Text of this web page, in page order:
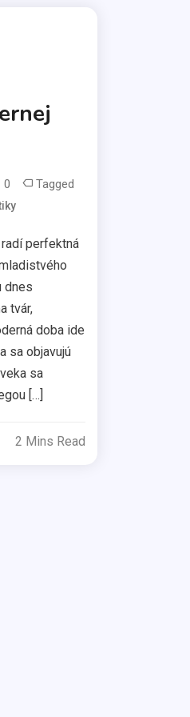
0 Tagged
perfektná
dnes
tvár,
doba ide
sa objavujú
sa
[…]
2 Mins Read